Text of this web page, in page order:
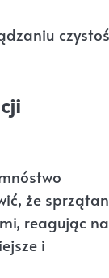
że
reagując
i